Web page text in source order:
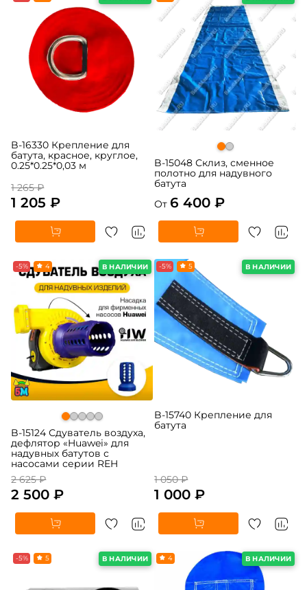
B-16330 Крепление для
батута, красное, круглое,
0.25*0.25*0,03 м
1 265 ₽
1 205 ₽
B-15048 Склиз, сменное
полотно для надувного
батута
От 6 400 ₽
В НАЛИЧИИ
-5% 4
B-15124 Сдуватель воздуха,
дефлятор «Huawei» для
надувных батутов с
насосами серии REH
2 625 ₽
2 500 ₽
В НАЛИЧИИ
-5% 5
B-15740 Крепление для
батута
1 050 ₽
1 000 ₽
В НАЛИЧИИ
-5% 5 В НАЛИЧИИ
4